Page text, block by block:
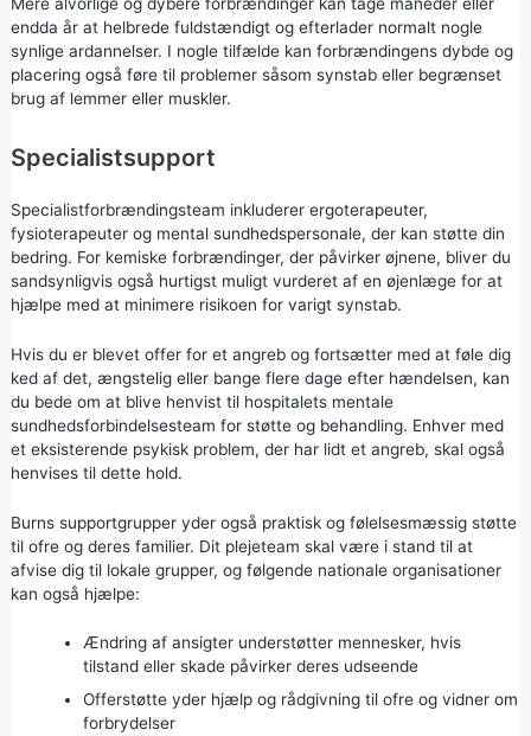
endda år at helbrede fuldstændigt og efterlader normalt nogle
synlige ardannelser. I nogle tilfælde kan forbrændingens dybde og
placering også føre til problemer såsom synstab eller begrænset
brug af lemmer eller muskler.
Specialistsupport
Specialistforbrændingsteam inkluderer ergoterapeuter,
fysioterapeuter og mental sundhedspersonale, der kan støtte din
bedring. For kemiske forbrændinger, der påvirker øjnene, bliver du
sandsynligvis også hurtigst muligt vurderet af en øjenlæge for at
hjælpe med at minimere risikoen for varigt synstab.
Hvis du er blevet offer for et angreb og fortsætter med at føle dig
ked af det, ængstelig eller bange flere dage efter hændelsen, kan
du bede om at blive henvist til hospitalets mentale
sundhedsforbindelsesteam for støtte og behandling. Enhver med
et eksisterende psykisk problem, der har lidt et angreb, skal også
henvises til dette hold.
Burns supportgrupper yder også praktisk og følelsesmæssig støtte
til ofre og deres familier. Dit plejeteam skal være i stand til at
afvise dig til lokale grupper, og følgende nationale organisationer
kan også hjælpe:
Ændring af ansigterunderstøtter mennesker, hvis
tilstand eller skade påvirker deres udseende
Offerstøtteyder hjælp og rådgivning til ofre og vidner om
forbrydelser